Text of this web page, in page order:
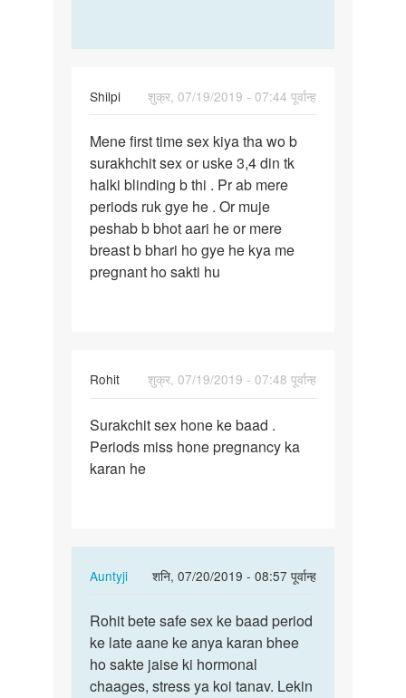
Shilpi
शुक्र, 07/19/2019 - 07:44 पूर्वान्ह
Mene
first
time
sex
kiya
tha…
Mene first time sex kiya tha wo b
surakhchit sex or uske 3,4 din tk
halki blinding b thi . Pr ab mere
periods ruk gye he . Or muje
peshab b bhot aari he or mere
breast b bhari ho gye he kya me
pregnant ho sakti hu
Rohit
शुक्र, 07/19/2019 - 07:48 पूर्वान्ह
Surakchit
sex
hone
Surakchit sex hone ke baad .
Periods miss hone pregnancy ka
karan he
Auntyji
शनि, 07/20/2019 - 08:57 पूर्वान्ह
In
to
Surakchit
sex
hone
Rohit
bete
safe
sex
Rohit bete safe sex ke baad period
ke late aane ke anya karan bhee
ho sakte jaise ki hormonal
chaages, stress ya koi tanav. Lekin